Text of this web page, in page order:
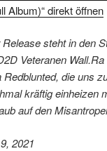
Album)“ direkt öffnen
steht in den
Veteranen
die uns
kräftig einheizen
auf den
2021